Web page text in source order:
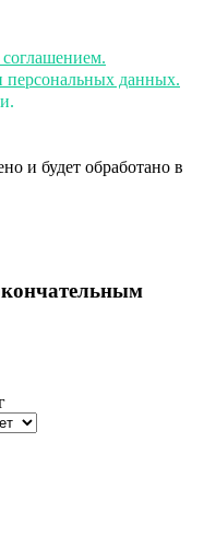
персональных данных.
и будет обработано в